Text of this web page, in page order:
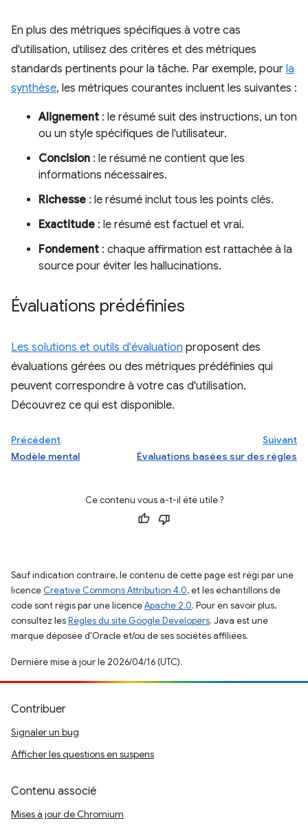
En plus des métriques spécifiques à votre cas
d'utilisation, utilisez des critères et des métriques
standards pertinents pour la tâche. Par exemple, pour la
synthèse, les métriques courantes incluent les suivantes :
Alignement : le résumé suit des instructions, un ton
ou un style spécifiques de l'utilisateur.
Concision : le résumé ne contient que les
informations nécessaires.
Richesse : le résumé inclut tous les points clés.
Exactitude : le résumé est factuel et vrai.
Fondement : chaque affirmation est rattachée à la
source pour éviter les hallucinations.
Évaluations prédéfinies
Les solutions et outils d'évaluation proposent des
évaluations gérées ou des métriques prédéfinies qui
peuvent correspondre à votre cas d'utilisation.
Découvrez ce qui est disponible.
Précédent
Modèle mental
Suivant
Évaluations basées sur des règles
Ce contenu vous a-t-il été utile ?
Sauf indication contraire, le contenu de cette page est régi par une
licence Creative Commons Attribution 4.0, et les échantillons de
code sont régis par une licenceApache 2.0. Pour en savoir plus,
consultez lesRègles du site Google Developers. Java est une
marque déposée d'Oracle et/ou de ses sociétés affiliées.
Dernière mise à jour le 2026/04/16 (UTC).
Contribuer
Signaler un bug
Afficher les questions en suspens
Contenu associé
Mises à jour de Chromium